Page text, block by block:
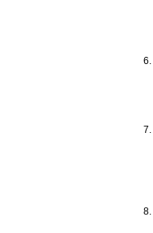
6.
7.
8.